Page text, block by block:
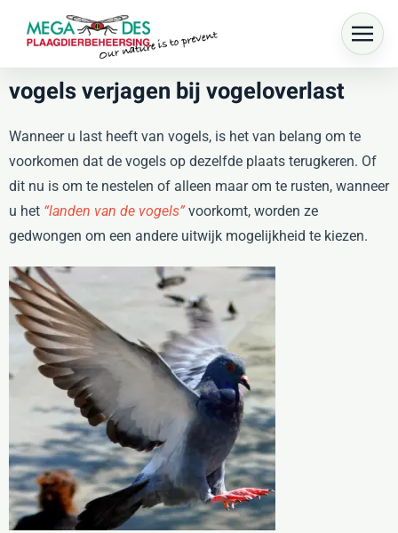
Skip to main content
vogels verjagen bij vogeloverlast
Wanneer u last heeft van vogels, is het van belang om te
voorkomen dat de vogels op dezelfde plaats terugkeren. Of
dit nu is om te nestelen of alleen maar om te rusten, wanneer
u het “landen van de vogels” voorkomt, worden ze
gedwongen om een andere uitwijk mogelijkheid te kiezen.